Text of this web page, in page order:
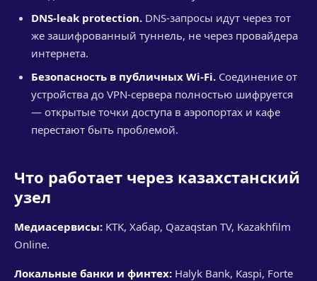
DNS-leak protection. DNS-запросы идут через тот
же зашифрованный туннель, не через провайдера
интернета.
Безопасность в публичных Wi-Fi. Соединение от
устройства до VPN-сервера полностью шифруется
— открытые точки доступа в аэропортах и кафе
перестают быть проблемой.
Что работает через казахстанский
узел
Медиасервисы: KTK, Хабар, Qazaqstan TV, Kazakhfilm
Online.
Локальные банки и финтех: Halyk Bank, Kaspi, Forte